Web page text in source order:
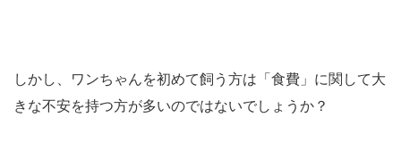
しかし、ワンちゃんを初めて飼う方は「食費」に関して大
きな不安を持つ方が多いのではないでしょうか？